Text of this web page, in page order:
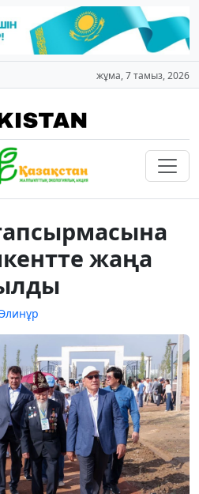
жұма, 7 тамыз, 2026
жаңа